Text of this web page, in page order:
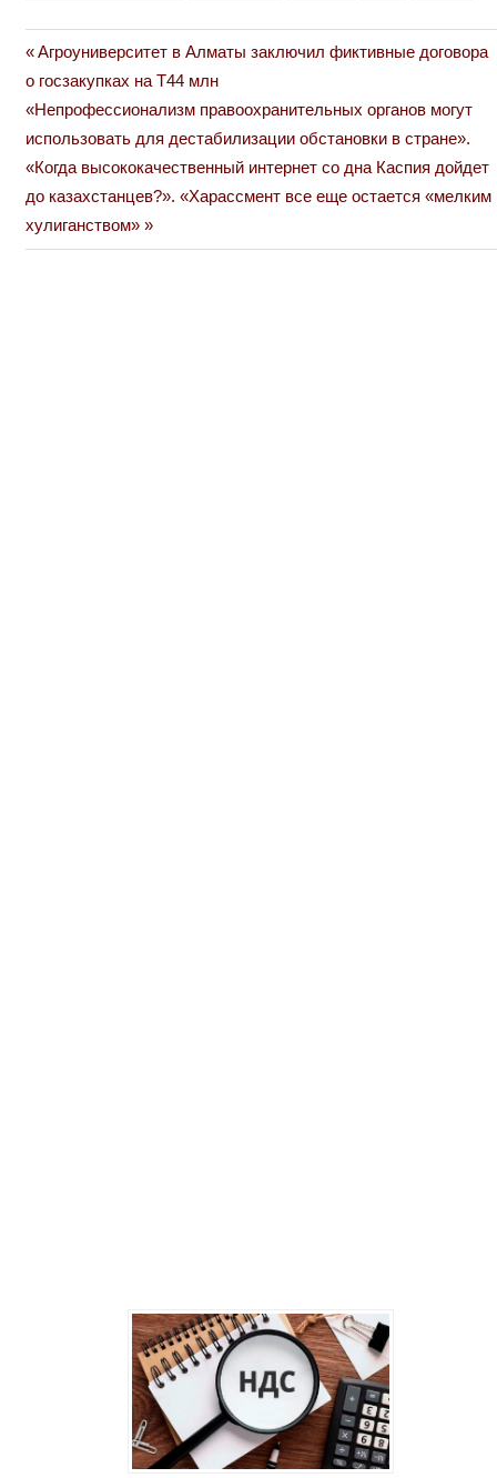
Навигация
по
записям
Previous
Post:
Агроуниверситет в Алматы заключил фиктивные договора
о госзакупках на Т44 млн
Next
Post:
«Непрофессионализм правоохранительных органов могут
использовать для дестабилизации обстановки в стране».
«Когда высококачественный интернет со дна Каспия дойдет
до казахстанцев?». «Харассмент все еще остается «мелким
хулиганством»